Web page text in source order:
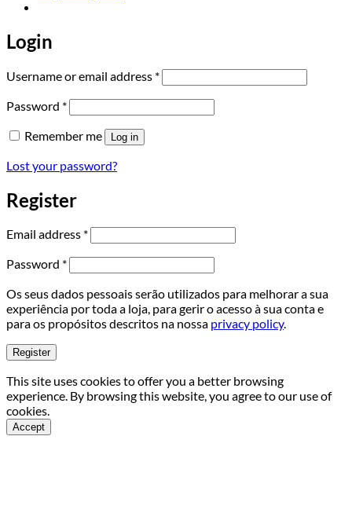
Login
Username or email address *Required
Password *Required
Remember me Log in
Lost your password?
Register
Email address *Required
Password *Required
Os seus dados pessoais serão utilizados para melhorar a sua
experiência por toda a loja, para gerir o acesso à sua conta e
para os propósitos descritos na nossa privacy policy.
Register
This site uses cookies to offer you a better browsing
experience. By browsing this website, you agree to our use of
cookies.
Accept